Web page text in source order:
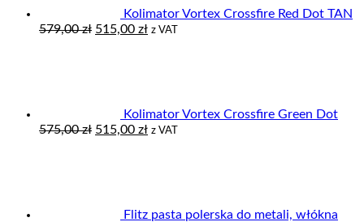
Kolimator Vortex Crossfire Red Dot TAN
579,00zł Pierwotna
515,00 złAktualna
z VAT
Kolimator Vortex Crossfire Green Dot
575,00zł Pierwotna
515,00 złAktualna
z VAT
Flitz pasta polerska do metali, włókna